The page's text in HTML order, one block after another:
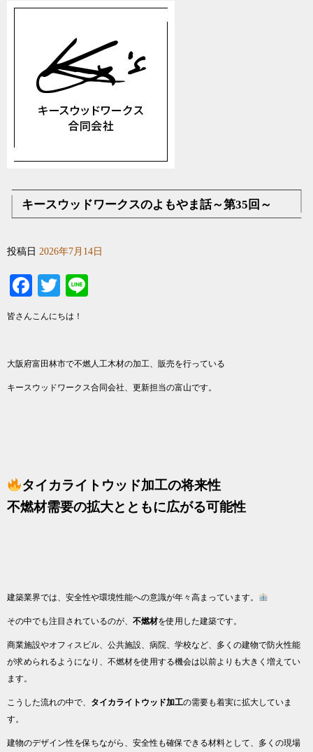
キースウッドワークスのよもやま話～第35回～
投稿日 2026年7月14日
Facebook
Twitter
皆さんこんにちは！
大阪府富田林市で不燃人工木材の加工、販売を行っている
キースウッドワークス合同会社、更新担当の富山です。
タイカライトウッド加工の将来性
不燃材需要の拡大とともに広がる可能性
建築業界では、安全性や環境性能への意識が年々高まっています。
その中でも注目されているのが、 不燃材を使用した建築です。
商業施設やオフィスビル、公共施設、病院、学校など、多くの建物で防火性能
が求められるようになり、不燃材を使用する機会は以前よりも大きく増えてい
ます。
こうした流れの中で、 タイカライトウッド加工の需要も着実に拡大していま
す。
建物のデザイン性を保ちながら、安全性も確保できる材料として、多くの現場